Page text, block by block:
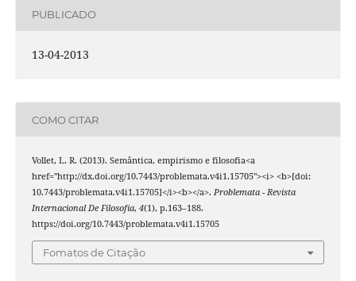
PUBLICADO
13-04-2013
COMO CITAR
Vollet, L. R. (2013). Semântica, empirismo e filosofia<a
href="http://dx.doi.org/10.7443/problemata.v4i1.15705"><i> <b>[doi:
10.7443/problemata.v4i1.15705]</i><b></a>. Problemata - Revista
Internacional De Filosofia, 4(1), p.163–188.
https://doi.org/10.7443/problemata.v4i1.15705
Fomatos de Citação